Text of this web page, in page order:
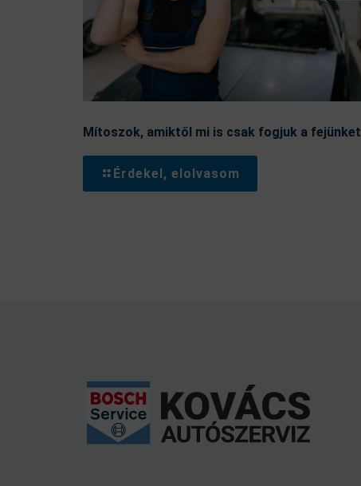
Mítoszok, amiktől mi is csak fogjuk a fejünket
Érdekel, elolvasom